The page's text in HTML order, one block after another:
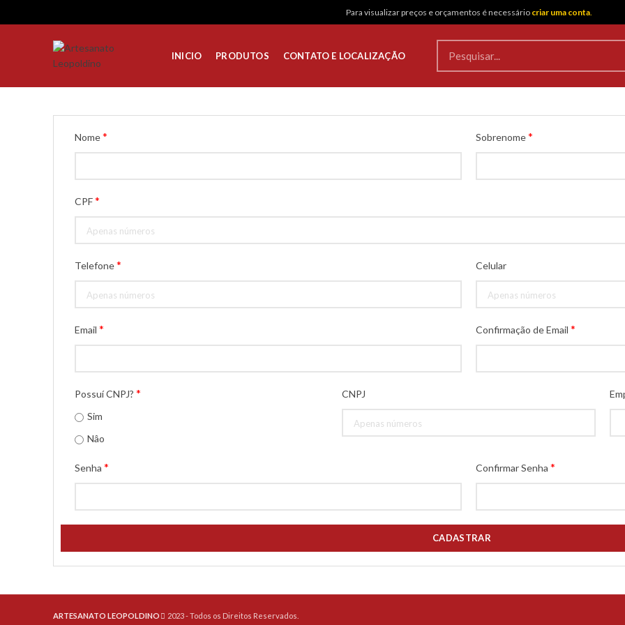
Para visualizar preços e orçamentos é necessário criar uma conta.
INICIO PRODUTOS CONTATO E LOCALIZAÇÃO
Nome* Sobrenome*
CPF*
Telefone*
Email *
Celular
Confirmação de Email *
Possuí CNPJ? *
Sim
Nâo
CNPJ
Senha * Confirmar Senha *
CADASTRAR
ARTESANATO LEOPOLDINO 2023 - Todos os Direitos Reservados.